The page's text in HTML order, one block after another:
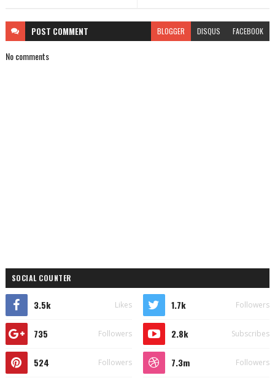
POST COMMENT BLOGGER DISQUS FACEBOOK
No comments
SOCIAL COUNTER
3.5k Likes 1.7k Followers
735 Followers 2.8k Subscribes
524 Followers 7.3m Followers